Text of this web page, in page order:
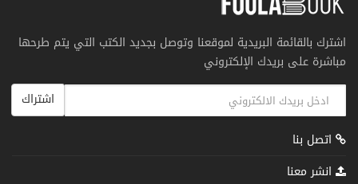
اشترك بالقائمة البريدية لموقعنا وتوصل بجديد الكتب التي يتم طرحها
مباشرة على بريدك الإلكتروني
اشتراك
اتصل بنا
انشر معنا